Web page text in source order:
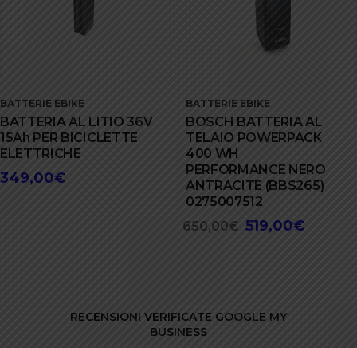
BATTERIE EBIKE
BATTERIA AL LITIO 36V
15Ah PER BICICLETTE
ELETTRICHE
349,00€
BATTERIE EBIKE
BOSCH BATTERIA AL
TELAIO POWERPACK
400 WH
PERFORMANCE NERO
ANTRACITE (BBS265)
0275007512
650,00€ Il
519,00€Il
RECENSIONI VERIFICATE GOOGLE MY
BUSINESS